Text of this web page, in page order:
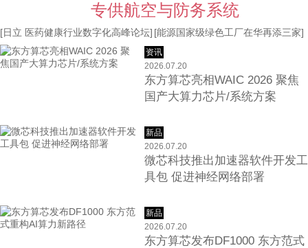
专供航空与防务系统
[日立 医药健康行业数字化高峰论坛] [能源国家级绿色工厂在华再添三家]
资讯
2026.07.20
东方算芯亮相WAIC 2026 聚焦
国产大算力芯片/系统方案
新品
2026.07.20
微芯科技推出加速器软件开发工
具包 促进神经网络部署
新品
2026.07.20
东方算芯发布DF1000 东方范式